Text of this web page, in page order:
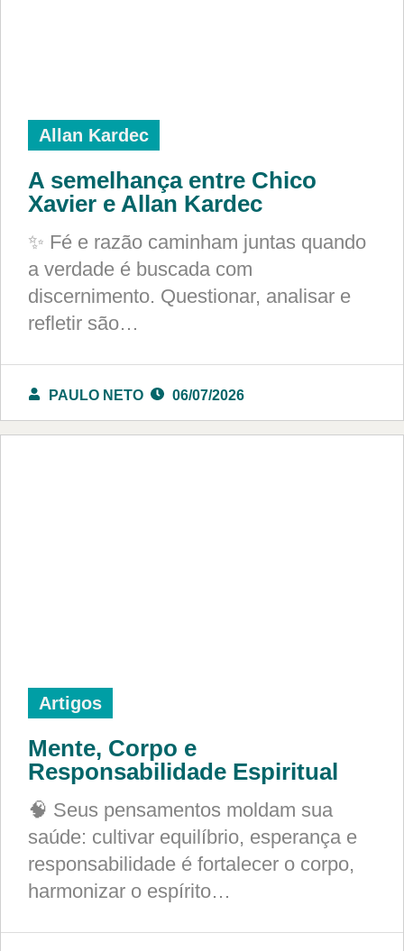
Allan Kardec
A semelhança entre Chico
Xavier e Allan Kardec
✨ Fé e razão caminham juntas quando
a verdade é buscada com
discernimento. Questionar, analisar e
refletir são…
PAULO NETO 06/07/2026
Artigos
Mente, Corpo e
Responsabilidade Espiritual
🧠 Seus pensamentos moldam sua
saúde: cultivar equilíbrio, esperança e
responsabilidade é fortalecer o corpo,
harmonizar o espírito…